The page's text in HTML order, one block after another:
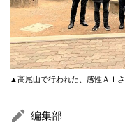
▲高尾山で行われた、感性ＡＩ
編集部